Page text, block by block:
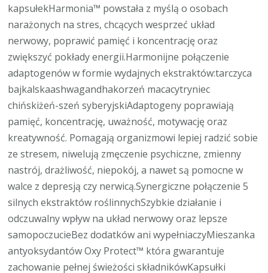
kapsułekHarmonia™ powstała z myślą o osobach
narażonych na stres, chcących wesprzeć układ
nerwowy, poprawić pamięć i koncentrację oraz
zwiększyć pokłady energii.Harmonijne połączenie
adaptogenów w formie wydajnych ekstraktów:tarczyca
bajkalskaashwagandhakorzeń macacytryniec
chińskiżeń-szeń syberyjskiAdaptogeny poprawiają
pamięć, koncentrację, uważność, motywację oraz
kreatywność. Pomagają organizmowi lepiej radzić sobie
ze stresem, niwelują zmęczenie psychiczne, zmienny
nastrój, drażliwość, niepokój, a nawet są pomocne w
walce z depresją czy nerwicą.Synergiczne połączenie 5
silnych ekstraktów roślinnychSzybkie działanie i
odczuwalny wpływ na układ nerwowy oraz lepsze
samopoczucieBez dodatków ani wypełniaczyMieszanka
antyoksydantów Oxy Protect™ która gwarantuje
zachowanie pełnej świeżości składnikówKapsułki